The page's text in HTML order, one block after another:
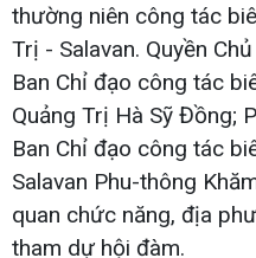
thường niên công tác
Trị - Salavan. Quyền
Ban Chỉ đạo công tác
Quảng Trị Hà Sỹ Đồng;
Ban Chỉ đạo công tác
Salavan Phu-thông
quan chức năng, địa
tham dự hội đàm.